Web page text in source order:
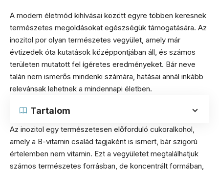
A modern életmód kihívásai között egyre többen keresnek
természetes megoldásokat egészségük támogatására. Az
inozitol por olyan természetes vegyület, amely már
évtizedek óta kutatások középpontjában áll, és számos
területen mutatott fel ígéretes eredményeket. Bár neve
talán nem ismerős mindenki számára, hatásai annál inkább
relevánsak lehetnek a mindennapi életben.
Tartalom
Az inozitol egy természetesen előforduló cukoralkohol,
amely a B-vitamin család tagjaként is ismert, bár szigorú
értelemben nem vitamin. Ezt a vegyületet megtalálhatjuk
számos természetes forrásban, de koncentrált formában,